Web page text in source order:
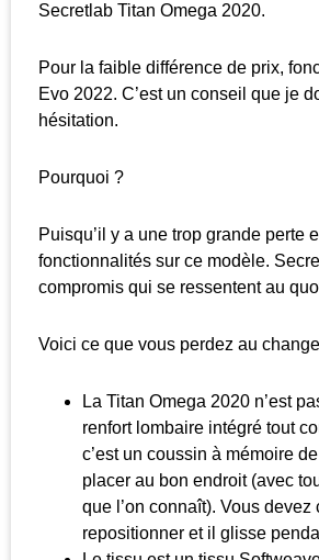
Secretlab Titan Omega 2020.
Pour la faible différence de prix,
Evo 2022. C’est un conseil que je
hésitation.
Pourquoi ?
Puisqu’il y a une trop grande perte
fonctionnalités sur ce modèle.
compromis qui se ressentent au
Voici ce que vous perdez au
La Titan Omega 2020 n’est
renfort lombaire intégré tout
c’est un coussin à mémoire
placer au bon endroit (avec
que l’on connaît). Vous devez
repositionner et il glisse